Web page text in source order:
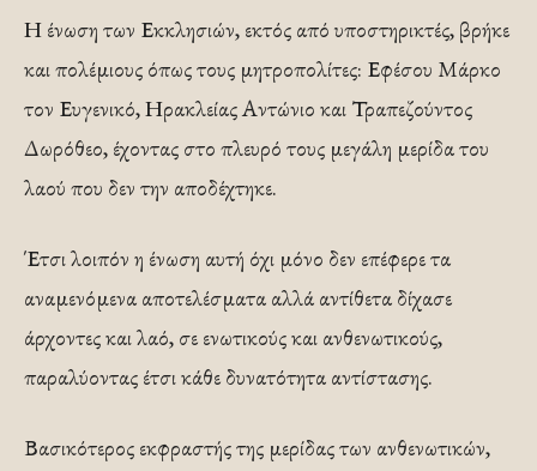
Η ένωση των Εκκλησιών, εκτός από υποστηρικτές, βρήκε
και πολέμιους όπως τους μητροπολίτες: Εφέσου Μάρκο
τον Ευγενικό, Ηρακλείας Αντώνιο και Τραπεζούντος
Δωρόθεο, έχοντας στο πλευρό τους μεγάλη μερίδα του
λαού που δεν την αποδέχτηκε.
Έτσι λοιπόν η ένωση αυτή όχι μόνο δεν επέφερε τα
αναμενόμενα αποτελέσματα αλλά αντίθετα δίχασε
άρχοντες και λαό, σε ενωτικούς και ανθενωτικούς,
παραλύοντας έτσι κάθε δυνατότητα αντίστασης.
Βασικότερος εκφραστής της μερίδας των ανθενωτικών,